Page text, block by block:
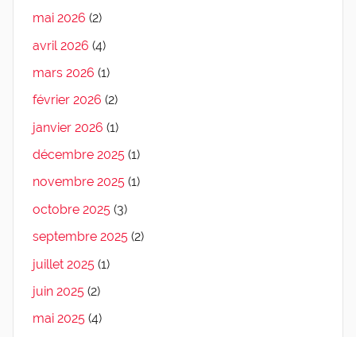
mai 2026 (2)
avril 2026 (4)
mars 2026 (1)
février 2026 (2)
janvier 2026 (1)
décembre 2025 (1)
novembre 2025 (1)
octobre 2025 (3)
septembre 2025 (2)
juillet 2025 (1)
juin 2025 (2)
mai 2025 (4)